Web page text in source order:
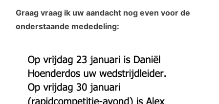
Graag vraag ik uw aandacht nog even voor de
onderstaande mededeling: